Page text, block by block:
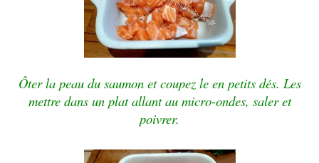
Ôter la peau du saumon et coupez le en petits dés. Les
mettre dans un plat allant au micro-ondes, saler et
poivrer.